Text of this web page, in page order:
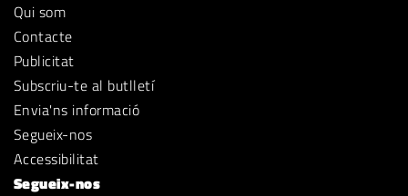
Qui som
Contacte
Publicitat
Subscriu-te al butlletí
Envia'ns informació
Segueix-nos
Accessibilitat
Segueix-nos